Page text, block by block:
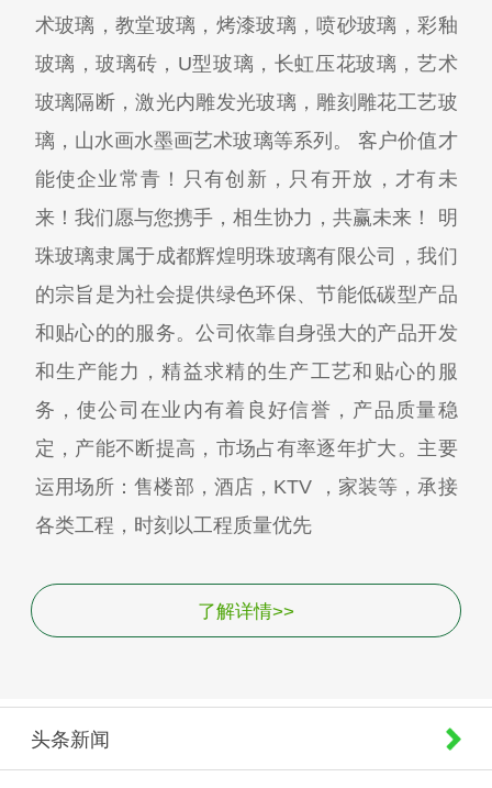
术玻璃，教堂玻璃，烤漆玻璃，喷砂玻璃，彩釉
玻璃，玻璃砖，U型玻璃，长虹压花玻璃，艺术
玻璃隔断，激光内雕发光玻璃，雕刻雕花工艺玻
璃，山水画水墨画艺术玻璃等系列。 客户价值才
能使企业常青！只有创新，只有开放，才有未
来！我们愿与您携手，相生协力，共赢未来！ 明
珠玻璃隶属于成都辉煌明珠玻璃有限公司，我们
的宗旨是为社会提供绿色环保、节能低碳型产品
和贴心的的服务。公司依靠自身强大的产品开发
和生产能力，精益求精的生产工艺和贴心的服
务，使公司在业内有着良好信誉，产品质量稳
定，产能不断提高，市场占有率逐年扩大。主要
运用场所：售楼部，酒店，KTV ，家装等，承接
各类工程，时刻以工程质量优先
了解详情>>
头条新闻